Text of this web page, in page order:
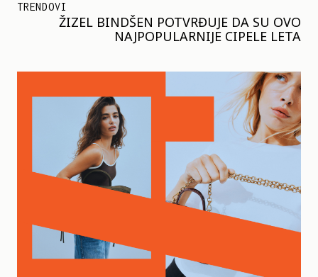
TRENDOVI
ŽIZEL BINDŠEN POTVRĐUJE DA SU OVO
NAJPOPULARNIJE CIPELE LETA